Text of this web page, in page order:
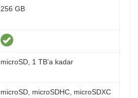
256 GB
microSD, 1 TB'a kadar
microSD, microSDHC, microSDXC